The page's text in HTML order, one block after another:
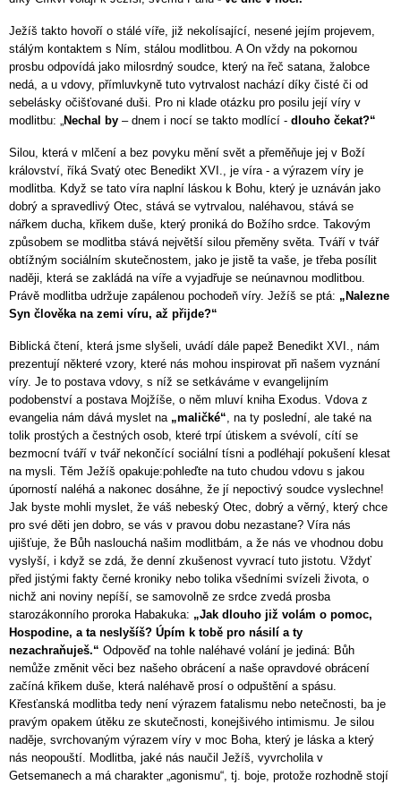
Ježíš takto hovoří o stálé víře, již nekolísající, nesené jejím projevem,
stálým kontaktem s Ním, stálou modlitbou. A On vždy na pokornou
prosbu odpovídá jako milosrdný soudce, který na řeč satana, žalobce
nedá, a u vdovy, přímluvkyně tuto vytrvalost nachází díky čisté či od
sebelásky očišťované duši. Pro ni klade otázku pro posilu její víry v
modlitbu: „Nechal by – dnem i nocí se takto modlící - dlouho čekat?“
Silou, která v mlčení a bez povyku mění svět a přeměňuje jej v Boží
království, říká Svatý otec Benedikt XVI., je víra - a výrazem víry je
modlitba. Když se tato víra naplní láskou k Bohu, který je uznáván jako
dobrý a spravedlivý Otec, stává se vytrvalou, naléhavou, stává se
nářkem ducha, křikem duše, který proniká do Božího srdce. Takovým
způsobem se modlitba stává největší silou přeměny světa. Tváří v tvář
obtížným sociálním skutečnostem, jako je jistě ta vaše, je třeba posílit
naději, která se zakládá na víře a vyjadřuje se neúnavnou modlitbou.
Právě modlitba udržuje zapálenou pochodeň víry. Ježíš se ptá: „Nalezne
Syn člověka na zemi víru, až přijde?“
Biblická čtení, která jsme slyšeli, uvádí dále papež Benedikt XVI., nám
prezentují některé vzory, které nás mohou inspirovat při našem vyznání
víry. Je to postava vdovy, s níž se setkáváme v evangelijním
podobenství a postava Mojžíše, o něm mluví kniha Exodus. Vdova z
evangelia nám dává myslet na „maličké“ , na ty poslední, ale také na
tolik prostých a čestných osob, které trpí útiskem a svévolí, cítí se
bezmocní tváří v tvář nekončící sociální tísni a podléhají pokušení klesat
na mysli. Těm Ježíš opakuje:pohleďte na tuto chudou vdovu s jakou
úporností naléhá a nakonec dosáhne, že jí nepoctivý soudce vyslechne!
Jak byste mohli myslet, že váš nebeský Otec, dobrý a věrný, který chce
pro své děti jen dobro, se vás v pravou dobu nezastane? Víra nás
ujišťuje, že Bůh naslouchá našim modlitbám, a že nás ve vhodnou dobu
vyslyší, i když se zdá, že denní zkušenost vyvrací tuto jistotu. Vždyť
před jistými fakty černé kroniky nebo tolika všedními svízeli života, o
nichž ani noviny nepíší, se samovolně ze srdce zvedá prosba
starozákonního proroka Habakuka: „Jak dlouho již volám o pomoc,
Hospodine, a ta neslyšíš? Úpím k tobě pro násilí a ty
nezachraňuješ.“ Odpověď na tohle naléhavé volání je jediná: Bůh
nemůže změnit věci bez našeho obrácení a naše opravdové obrácení
začíná křikem duše, která naléhavě prosí o odpuštění a spásu.
Křesťanská modlitba tedy není výrazem fatalismu nebo netečnosti, ba je
pravým opakem útěku ze skutečnosti, konejšivého intimismu. Je silou
naděje, svrchovaným výrazem víry v moc Boha, který je láska a který
nás neopouští. Modlitba, jaké nás naučil Ježíš, vyvrcholila v
Getsemanech a má charakter „agonismu“, tj. boje, protože rozhodně stojí